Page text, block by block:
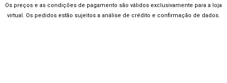
Os preços e as condições de pagamento são válidos exclusivamente para a loja
virtual. Os pedidos estão sujeitos a análise de crédito e confirmação de dados.